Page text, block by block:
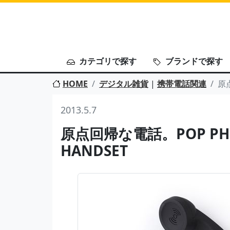
カテゴリで探す
ブランドで探す
HOME
デジタル雑貨| 携帯電話関連 原
2013.5.7
原点回帰な電話。POP
HANDSET